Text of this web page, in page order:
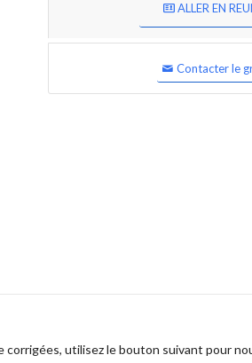
ALLER EN
Contacter le
utilisez le bouton suivant pour